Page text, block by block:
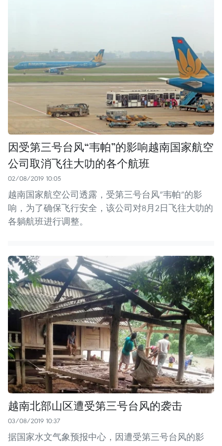
因受第三号台风“韦帕”的影响越南国家航空
公司取消飞往大叻的各个航班
02/08/2019 10:05
越南国家航空公司透露，受第三号台风“韦帕”的影
响，为了确保飞行安全，该公司对8月2日飞往大叻的
各躺航班进行调整。
越南北部山区遭受第三号台风的袭击
03/08/2019 10:37
据国家水文气象预报中心，因遭受第三号台风的影